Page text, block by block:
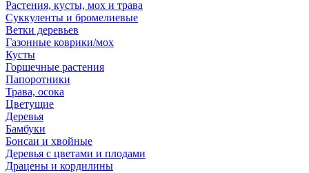
Растения, кусты, мох и трава
Суккуленты и бромелиевые
Ветки деревьев
Газонные коврики/мох
Кусты
Горшечные растения
Папоротники
Трава, осока
Цветущие
Деревья
Бамбуки
Бонсаи и хвойные
Деревья с цветами и плодами
Драцены и кордилины